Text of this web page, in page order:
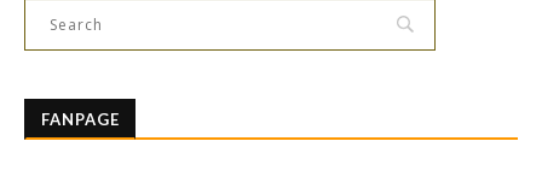
FANPAGE